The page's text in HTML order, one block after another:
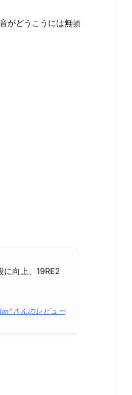
がどうこうには無頓
向上、19RE2
さんのレビュー